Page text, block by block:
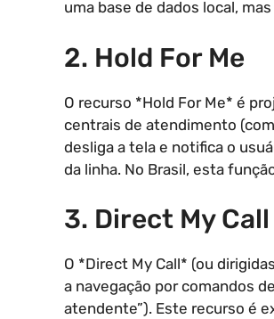
uma base de dados local,
2. Hold For Me
O recurso *Hold For Me* é
centrais de atendimento
desliga a tela e notifica o
da linha. No Brasil, esta
3. Direct My Call
O *Direct My Call* (ou
a navegação por comandos
atendente”). Este recurso é